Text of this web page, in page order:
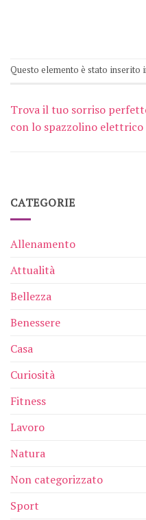
Questo elemento è stato inserito
Trova il tuo sorriso
con lo spazzolino elettrico
CATEGORIE
Allenamento
Attualità
Bellezza
Benessere
Casa
Curiosità
Fitness
Lavoro
Natura
Non categorizzato
Sport